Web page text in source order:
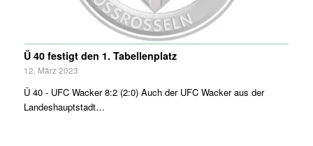
Ü 40 festigt den 1. Tabellenplatz
12. März 2023
Ü 40 - UFC Wacker 8:2 (2:0) Auch der UFC Wacker aus der
Landeshauptstadt…